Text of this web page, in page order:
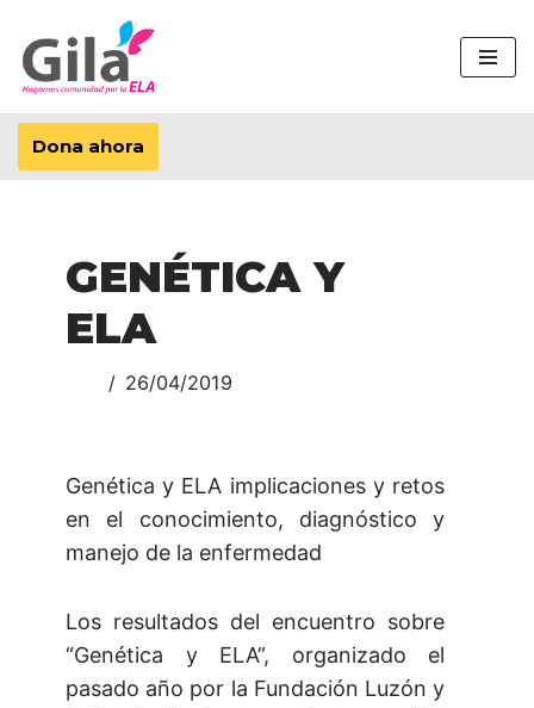
Saltar
al
contenido
Dona ahora
GENÉTICA Y
ELA
26/04/2019
Genética y ELA implicaciones y retos
en el conocimiento, diagnóstico y
manejo de la enfermedad
Los resultados del encuentro sobre
“Genética y ELA”, organizado el
pasado año por la Fundación Luzón y